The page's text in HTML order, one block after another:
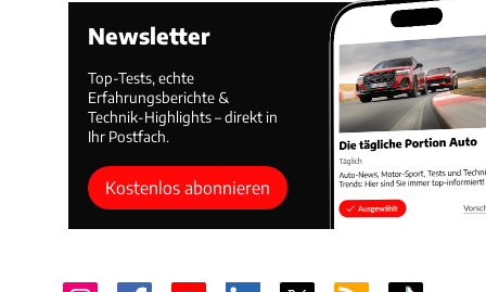
Newsletter
Top-Tests, echte
Erfahrungsberichte &
Technik-Highlights – direkt in
Ihr Postfach.
Kostenlos abonnieren